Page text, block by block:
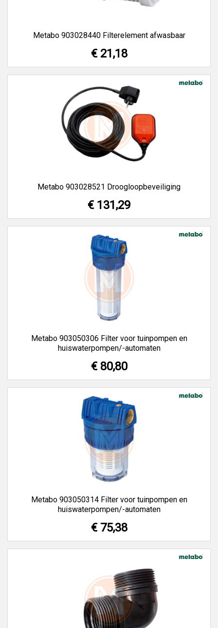
Metabo 903028440 Filterelement afwasbaar
€ 21,18
Metabo 903028521 Droogloopbeveiliging
€ 131,29
Metabo 903050306 Filter voor tuinpompen en
huiswaterpompen/-automaten
€ 80,80
Metabo 903050314 Filter voor tuinpompen en
huiswaterpompen/-automaten
€ 75,38